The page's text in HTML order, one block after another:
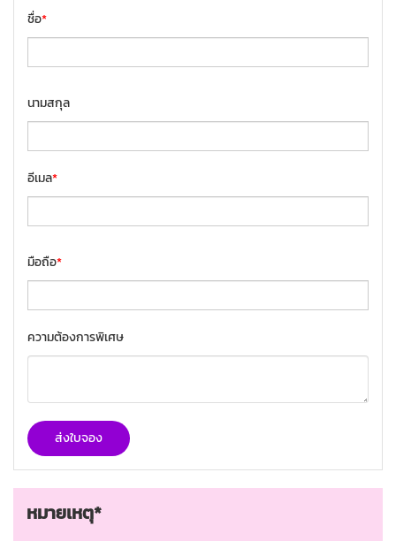
ชื่อ*
นามสกุล
อีเมล*
มือถือ*
ความต้องการพิเศษ
ส่งใบจอง
หมายเหตุ*